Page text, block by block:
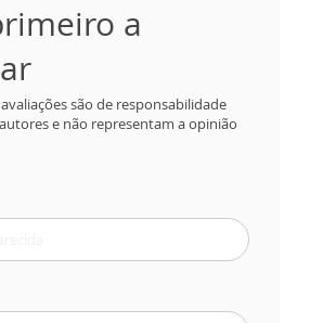
a
são de responsabilidade
e não representam a opinião